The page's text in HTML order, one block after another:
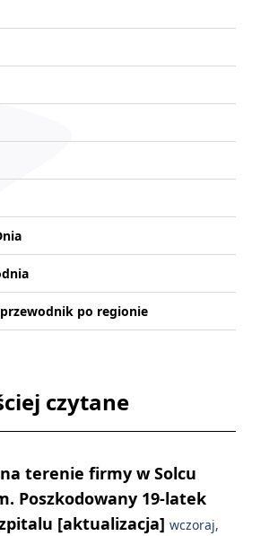
po regionie
czytane
terenie firmy w Solcu
Poszkodowany 19-latek
[aktualizacja] wczoraj,